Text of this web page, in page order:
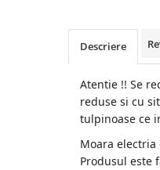
Acumulatori si incarcatoare
Aparate sudura
Accesorii de sudura
Descriere
Atentie !! Se
reduse si cu
tulpinoase ce
Moara
Produsul este